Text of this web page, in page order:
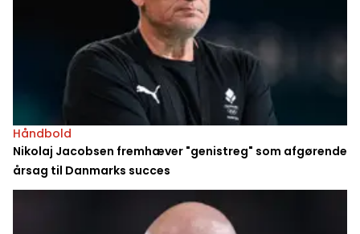
Håndbold
Nikolaj Jacobsen fremhæver "genistreg" som afgørende
årsag til Danmarks succes